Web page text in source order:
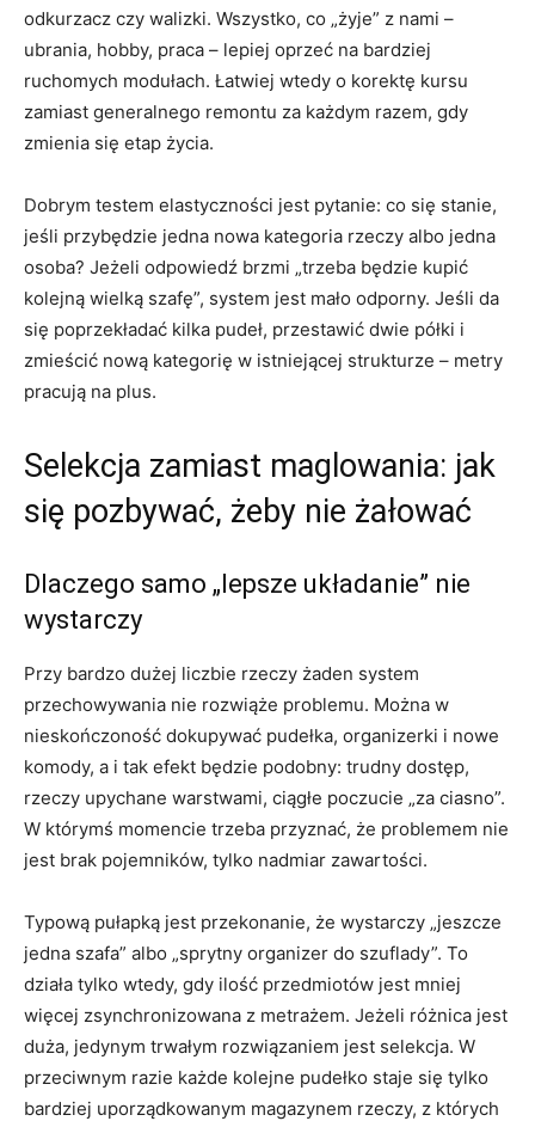
odkurzacz czy walizki. Wszystko, co „żyje” z nami –
ubrania, hobby, praca – lepiej oprzeć na bardziej
ruchomych modułach. Łatwiej wtedy o korektę kursu
zamiast generalnego remontu za każdym razem, gdy
zmienia się etap życia.
Dobrym testem elastyczności jest pytanie: co się stanie,
jeśli przybędzie jedna nowa kategoria rzeczy albo jedna
osoba? Jeżeli odpowiedź brzmi „trzeba będzie kupić
kolejną wielką szafę”, system jest mało odporny. Jeśli da
się poprzekładać kilka pudeł, przestawić dwie półki i
zmieścić nową kategorię w istniejącej strukturze – metry
pracują na plus.
Selekcja zamiast maglowania: jak
się pozbywać, żeby nie żałować
Dlaczego samo „lepsze układanie” nie
wystarczy
Przy bardzo dużej liczbie rzeczy żaden system
przechowywania nie rozwiąże problemu. Można w
nieskończoność dokupywać pudełka, organizerki i nowe
komody, a i tak efekt będzie podobny: trudny dostęp,
rzeczy upychane warstwami, ciągłe poczucie „za ciasno”.
W którymś momencie trzeba przyznać, że problemem nie
jest brak pojemników, tylko nadmiar zawartości.
Typową pułapką jest przekonanie, że wystarczy „jeszcze
jedna szafa” albo „sprytny organizer do szuflady”. To
działa tylko wtedy, gdy ilość przedmiotów jest mniej
więcej zsynchronizowana z metrażem. Jeżeli różnica jest
duża, jedynym trwałym rozwiązaniem jest selekcja. W
przeciwnym razie każde kolejne pudełko staje się tylko
bardziej uporządkowanym magazynem rzeczy, z których